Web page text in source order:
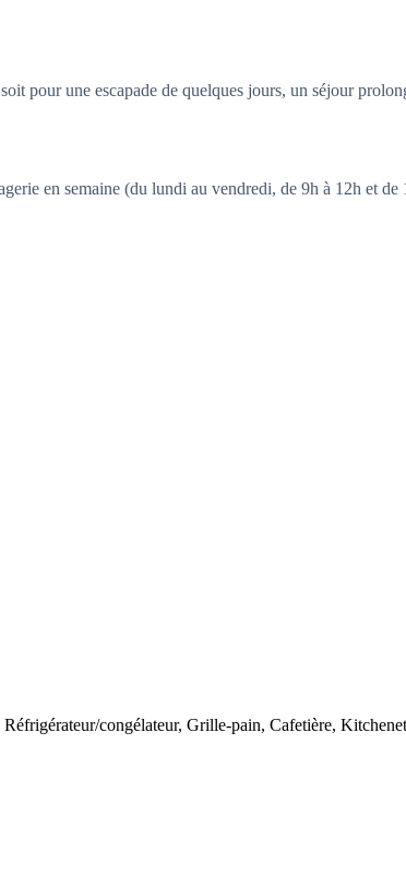
pour une escapade de quelques jours, un séjour
en semaine (du lundi au vendredi, de 9h à 12h et
Réfrigérateur/congélateur, Grille-pain, Cafetière,